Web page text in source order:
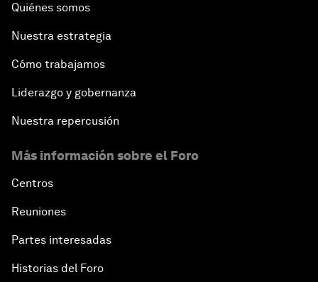
Quiénes somos
Nuestra estrategia
Cómo trabajamos
Liderazgo y gobernanza
Nuestra repercusión
Más información sobre el Foro
Centros
Reuniones
Partes interesadas
Historias del Foro